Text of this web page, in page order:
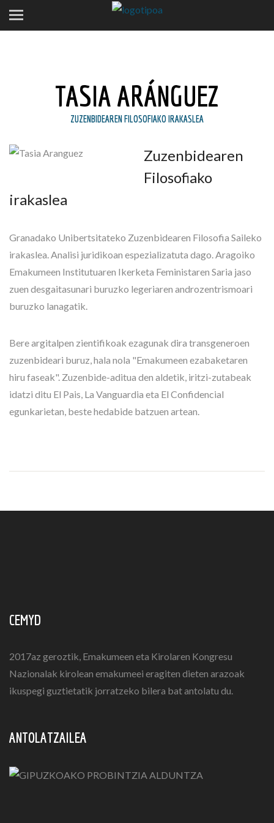
TASIA ARÁNGUEZ
ZUZENBIDEAREN FILOSOFIAKO IRAKASLEA
Zuzenbidearen
Filosofiako
irakaslea
Granadako Unibertsitateko Zuzenbidearen Filosofia Saileko
irakaslea. Analisi juridikoan espezializatuta dago. Aragoiko
Emakumeen Institutuaren Ikerketa Feministaren Saria jaso
zuen desgaitasunari buruzko legeriaren androzentrismoari
buruzko lanagatik.
Bere argitalpen zientifikoak ezagunak dira transgeneroen
zuzenbideari buruz, hala nola "Emakumeen ezabaketaren
hiru faseak". Zuzenbide-aditua den aldetik, iritzi-zutabeak
idatzi ditu El Pais, La Vanguardia eta El Confidencial
egunkarietan, beste hedabide batzuen artean.
CEMYD
2017az geroztik, Emakumeen eta Kirolaren Kongresu
Nazionalak kirolean emakumeei eragiten dieten arazoak
ikuspegi guztietatik jorratzeko bilera bat antolatu du.
ANTOLATZAILEA